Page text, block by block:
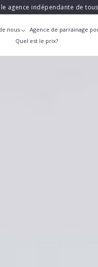
agence indépendante de
nous Agence de parrainage
Quel est le prix?